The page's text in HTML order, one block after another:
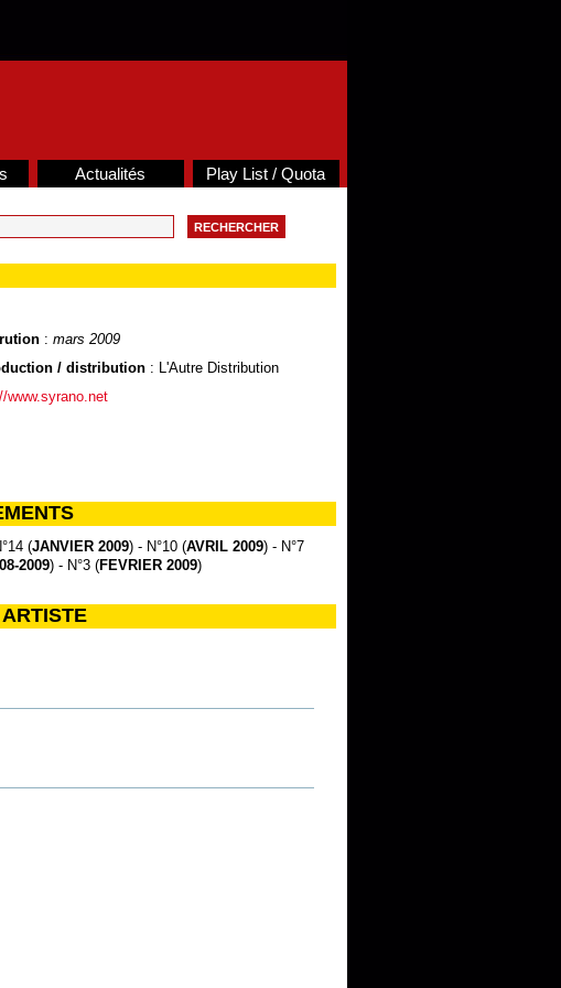
Actualités Play List / Quota
: mars 2009
/ distribution: L'Autre Distribution
www.syrano.net
(JANVIER 2009) - N°10 (AVRIL 2009) - N°7
2009) - N°3 (FEVRIER 2009)